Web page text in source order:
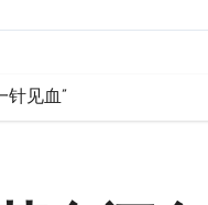
针见血”